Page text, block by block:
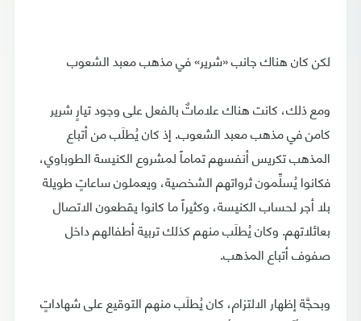
لكن كان هناك جانب «شرير» في مذهب معبد الشعوب
ومع ذلك، كانت هناك علاماتٌ بالفعل على وجود تيارٍ شرير
كامن في مذهب معبد الشعوب. إذ كان يُطلَب من أتباع
المذهب تكريس أنفسهم تماماً لمشروع الكنيسة الطوباوي،
فكانوا يُسلِّمون ثرواتهم الشخصية، ويعملون ساعاتٍ طويلة
بلا أجر لحساب الكنيسة، وكثيراً ما كانوا يقطعون الاتصال
بعائلاتهم. وكان يُطلَب منهم كذلك تربية أطفالهم داخل
صفوف أتباع المذهب.
وبحجَّة إظهار الالتزام، كان يُطلَب منهم التوقيع على شهاداتٍ